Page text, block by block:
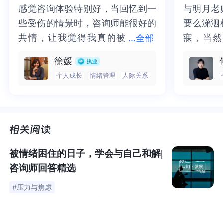
朋友、同事和家人的名字；我们的生日；我们初次恋爱的
时间；我们在哪里工作；我们在哪里买菜；电影中的场
景；数百首流行歌曲的旋律和歌词（尽管有些歌词被曲解
...全部
感觉咨询体验特别好，当回忆到一
些受伤的情景时，咨询师能很好的
共情，让我觉得我真的被
一部分未处理的情绪被注意到了，
而且当咨询师准确说出我当时的情
觉轻快了很多，感觉轻松了。很感
谢咨询师姐姐！
感觉咨询体验特别好，当回忆到一
些受伤的情景时，咨询师能很好的
共情，让我觉得我真的被抱住了。
处理的情绪被注意到了，而且当咨
询师准确说出我当时的情绪，我感
了很多，感觉轻松了。很感谢咨询
师姐姐！
徐媛
个人成长 情绪管理 人际关系
与明月老
要么涕泗
寐，当
来，觉
再困于
与明月老
要么涕泗
寐，当然
不必再
梏，更
被情绪困住的日子，学会与自己和解|
咨询师回答精选
#压力与焦虑